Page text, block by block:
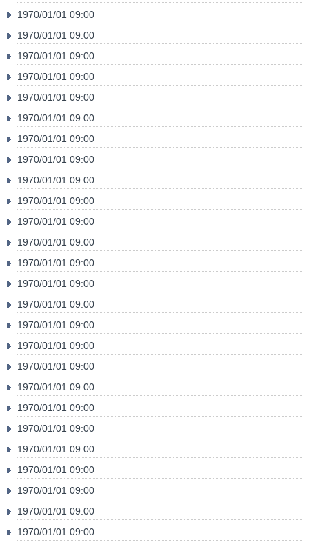
1970/01/01 09:00
1970/01/01 09:00
1970/01/01 09:00
1970/01/01 09:00
1970/01/01 09:00
1970/01/01 09:00
1970/01/01 09:00
1970/01/01 09:00
1970/01/01 09:00
1970/01/01 09:00
1970/01/01 09:00
1970/01/01 09:00
1970/01/01 09:00
1970/01/01 09:00
1970/01/01 09:00
1970/01/01 09:00
1970/01/01 09:00
1970/01/01 09:00
1970/01/01 09:00
1970/01/01 09:00
1970/01/01 09:00
1970/01/01 09:00
1970/01/01 09:00
1970/01/01 09:00
1970/01/01 09:00
1970/01/01 09:00